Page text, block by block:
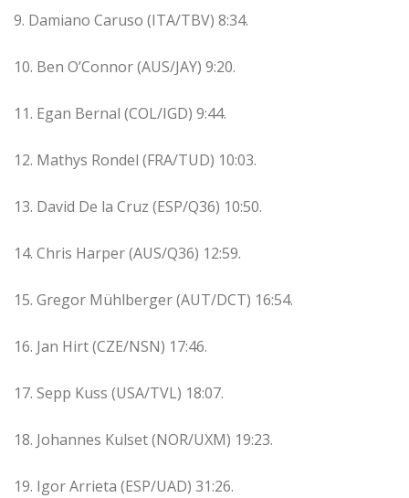
9. Damiano Caruso (ITA/TBV) 8:34.
10. Ben O’Connor (AUS/JAY) 9:20.
11. Egan Bernal (COL/IGD) 9:44.
12. Mathys Rondel (FRA/TUD) 10:03.
13. David De la Cruz (ESP/Q36) 10:50.
14. Chris Harper (AUS/Q36) 12:59.
15. Gregor Mühlberger (AUT/DCT) 16:54.
16. Jan Hirt (CZE/NSN) 17:46.
17. Sepp Kuss (USA/TVL) 18:07.
18. Johannes Kulset (NOR/UXM) 19:23.
19. Igor Arrieta (ESP/UAD) 31:26.